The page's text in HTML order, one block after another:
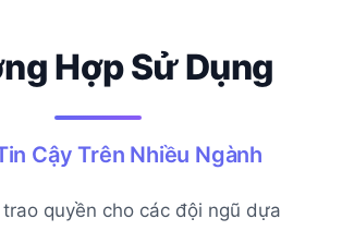
Hợp Sử Dụng
Cậy Trên Nhiều Ngành
trao quyền cho các đội ngũ dựa